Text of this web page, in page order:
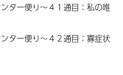
ター便り～４１通目：私の唯
ター便り～４２通目：寡症状